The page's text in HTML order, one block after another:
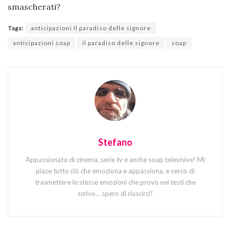
smascherati?
Tags:
anticipazioni Il paradiso delle signore
anticipazioni soap
il paradiso delle signore soap
Stefano
Appassionato di cinema, serie tv e anche soap televisive! Mi
piace tutto ciò che emoziona e appassiona, e cerco di
trasmettere le stesse emozioni che provo nei testi che
scrivo... spero di riuscirci!